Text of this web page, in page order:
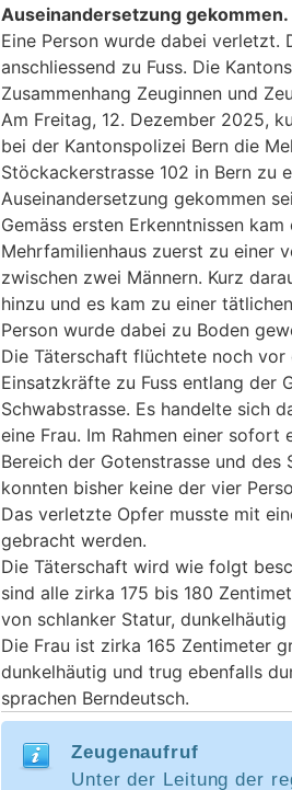
Auseinandersetzung gekommen.
Eine Person wurde dabei verletzt.
anschliessend zu Fuss. Die
Zusammenhang Zeuginnen und
Am Freitag, 12. Dezember 2025,
bei der Kantonspolizei Bern die
Stöckackerstrasse 102 in Bern zu
Auseinandersetzung gekommen
Gemäss ersten Erkenntnissen kam
Mehrfamilienhaus zuerst zu einer
zwischen zwei Männern. Kurz
hinzu und es kam zu einer
Person wurde dabei zu Boden
Die Täterschaft flüchtete noch
Einsatzkräfte zu Fuss entlang der
Schwabstrasse. Es handelte sich
eine Frau. Im Rahmen einer sofort
Bereich der Gotenstrasse und des
konnten bisher keine der vier
Das verletzte Opfer musste mit
gebracht werden.
Die Täterschaft wird wie folgt
sind alle zirka 175 bis 180
von schlanker Statur,
Die Frau ist zirka 165 Zentimeter
dunkelhäutig und trug ebenfalls
sprachen Berndeutsch.
Zeugenaufruf
Unter der Leitung der